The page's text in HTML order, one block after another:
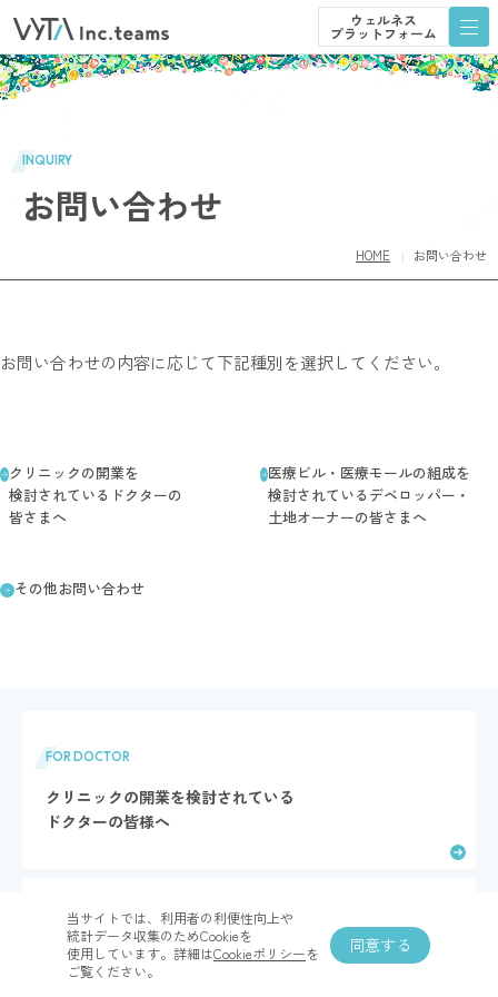
ウェルネス
プラットフォーム
ウェルネス
プラットフォーム
INQUIRY
お問い合わせ
HOME お問い合わせ
お問い合わせの内容に応じて下記種別を選択してください。
クリニックの​開業を​
検討されている​ドクターの​
皆さまへ
医療ビル・医療モールの​組成を​
検討されている​デベロッパー・
土地オーナーの​皆さまへ
その​他お問い​合わせ
FOR DOCTOR
クリニックの開業を検討されている
ドクターの皆様へ
FOR DEVELOPER
医療ビル・医療モールの組成を検討されている
当サイトでは、​利用者の​利便性向上や​
統計データ収集の​ためCookieを​
使用しています。​詳細は​Cookieポリシーを​
ご覧ください。
同意する